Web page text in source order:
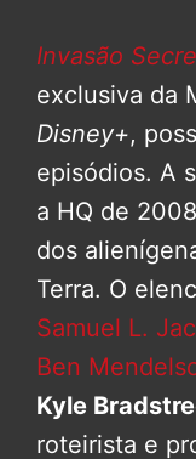
Invasão
exclusiva da
Disney+,
episódios. A
a HQ de
dos
Terra. O
Samuel L.
Ben
Kyle
roteirista e